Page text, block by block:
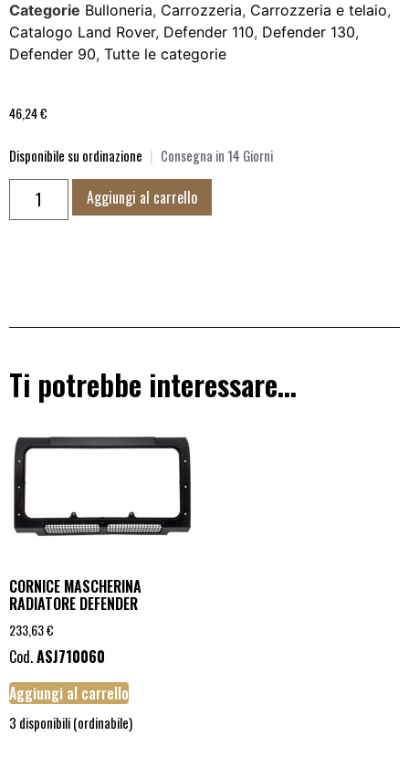
Categorie Bulloneria, Carrozzeria, Carrozzeria e telaio,
Catalogo Land Rover, Defender 110, Defender 130,
Defender 90, Tutte le categorie
46,24€
Disponibile su ordinazione | Consegna in 14 Giorni
Aggiungi al carrello
Ti potrebbe interessare…
CORNICE MASCHERINA
RADIATORE DEFENDER
233,63€
Cod.ASJ710060
Aggiungi al carrello
3 disponibili (ordinabile)